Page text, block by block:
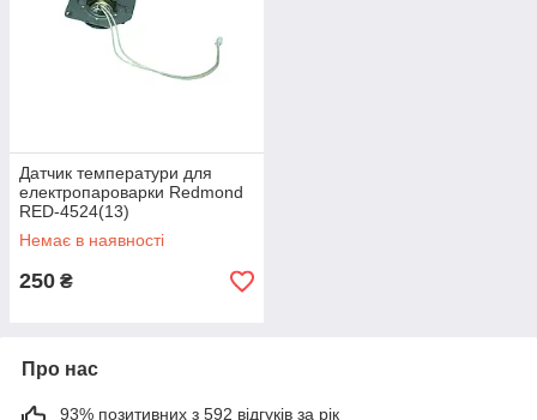
Датчик температури для
електропароварки Redmond
RED-4524(13)
Немає в наявності
250 ₴
Про нас
93% позитивних з 592 відгуків за рік